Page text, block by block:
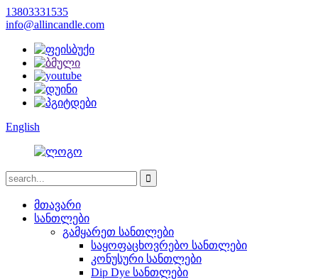
13803331535
info@allincandle.com
English
მთავარი
სანთლები
გამყარეთ სანთლები
საყოფაცხოვრებო სანთლები
კონუსური სანთლები
Dip Dye სანთლები